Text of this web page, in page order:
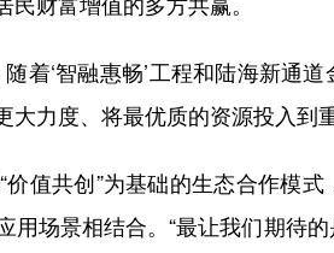
着‘智融惠畅’工程和陆海新通
力度、将最优质的资源投入到重
值共创”为基础的生态合作模
场景相结合。“最让我们期待